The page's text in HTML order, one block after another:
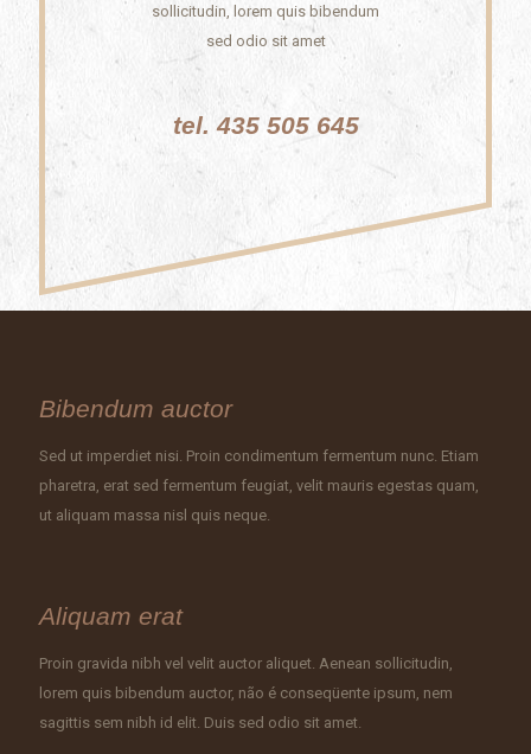
sollicitudin, lorem quis bibendum
sed odio sit amet
tel. 435 505 645
Bibendum auctor
Sed ut imperdiet nisi. Proin condimentum fermentum nunc. Etiam
pharetra, erat sed fermentum feugiat, velit mauris egestas quam,
ut aliquam massa nisl quis neque.
Aliquam erat
Proin gravida nibh vel velit auctor aliquet. Aenean sollicitudin,
lorem quis bibendum auctor, não é conseqüente ipsum, nem
sagittis sem nibh id elit. Duis sed odio sit amet.